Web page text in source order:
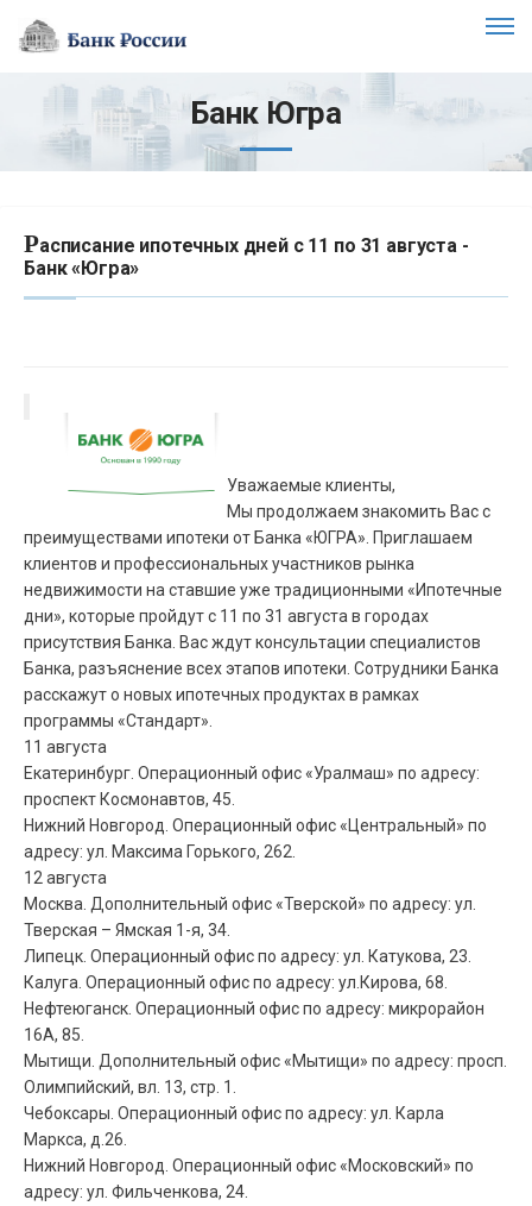
Банк Югра
Расписание ипотечных дней с 11 по 31 августа -
Банк «Югра»
Уважаемые клиенты,
Мы продолжаем знакомить Вас с
преимуществами ипотеки от Банка «ЮГРА». Приглашаем
клиентов и профессиональных участников рынка
недвижимости на ставшие уже традиционными «Ипотечные
дни», которые пройдут с 11 по 31 августа в городах
присутствия Банка. Вас ждут консультации специалистов
Банка, разъяснение всех этапов ипотеки. Сотрудники Банка
расскажут о новых ипотечных продуктах в рамках
программы «Стандарт».
11 августа
Екатеринбург. Операционный офис «Уралмаш» по адресу:
проспект Космонавтов, 45.
Нижний Новгород. Операционный офис «Центральный» по
адресу: ул. Максима Горького, 262.
12 августа
Москва. Дополнительный офис «Тверской» по адресу: ул.
Тверская – Ямская 1-я, 34.
Липецк. Операционный офис по адресу: ул. Катукова, 23.
Калуга. Операционный офис по адресу: ул.Кирова, 68.
Нефтеюганск. Операционный офис по адресу: микрорайон
16А, 85.
Мытищи. Дополнительный офис «Мытищи» по адресу: просп.
Олимпийский, вл. 13, стр. 1.
Чебоксары. Операционный офис по адресу: ул. Карла
Маркса, д.26.
Нижний Новгород. Операционный офис «Московский» по
адресу: ул. Фильченкова, 24.